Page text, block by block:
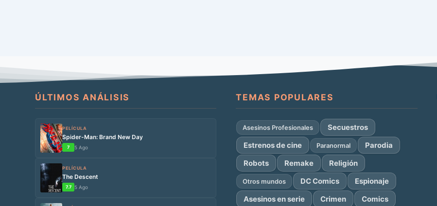
ÚLTIMOS ANÁLISIS
PELÍCULA
Spider-Man: Brand New Day
7 5 Ago
PELÍCULA
The Descent
7.7 5 Ago
TEMAS POPULARES
Asesinos Profesionales
Secuestros
Estrenos de cine
Paranormal
Parodia
Robots
Remake Religión
Otros mundos DC Comics
Espionaje
Asesinos en serie
Crimen Comics